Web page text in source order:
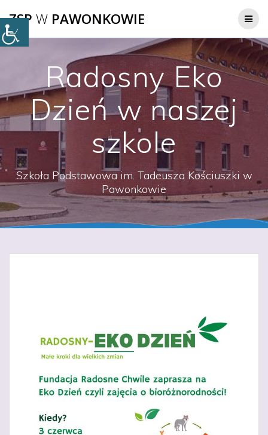
do
ZSP W PAWONKOWIE
Radosny Eko
Dzień w naszej
szkole
Szkoła Podstawowa im. Tadeusza Kościuszki w
Pawonkowie